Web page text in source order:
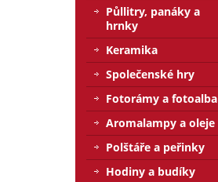
Půllitry, panáky a
hrnky
Keramika
Společenské hry
Fotorámy a fotoalba
Aromalampy a oleje
Polštáře a peřinky
Hodiny a budíky